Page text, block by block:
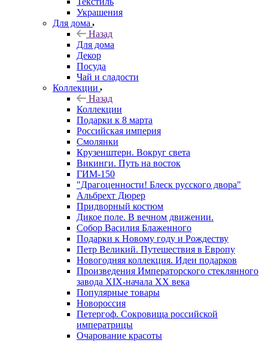
Украшения
Для дома
Назад
Для дома
Декор
Посуда
Чай и сладости
Коллекции
Назад
Коллекции
Подарки к 8 марта
Российская империя
Смолянки
Крузенштерн. Вокруг света
Викинги. Путь на восток
ГИМ-150
"Драгоценности! Блеск русского двора"
Альбрехт Дюрер
Придворный костюм
Дикое поле. В вечном движении.
Собор Василия Блаженного
Подарки к Новому году и Рождеству
Петр Великий. Путешествия в Европу
Новогодняя коллекция. Идеи подарков
Произведения Императорского стеклянного
завода XIX-начала XX века
Популярные товары
Новороссия
Петергоф. Сокровища российской
императрицы
Очарование красоты